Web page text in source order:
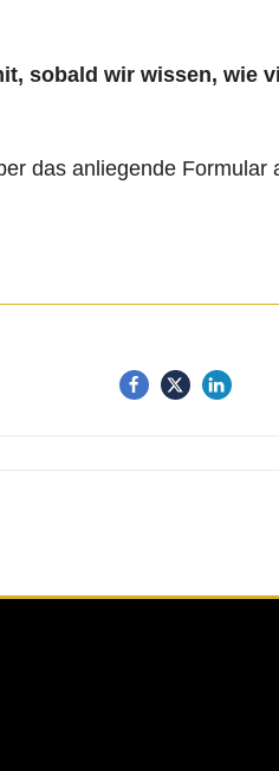
sobald wir wissen, wie
das anliegende Formular